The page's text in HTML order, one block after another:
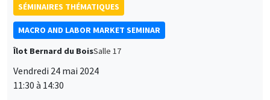
SÉMINAIRES THÉMATIQUES
MACRO AND LABOR MARKET SEMINAR
Îlot Bernard du BoisSalle 17
Vendredi 24 mai 2024
11:30 à 14:30